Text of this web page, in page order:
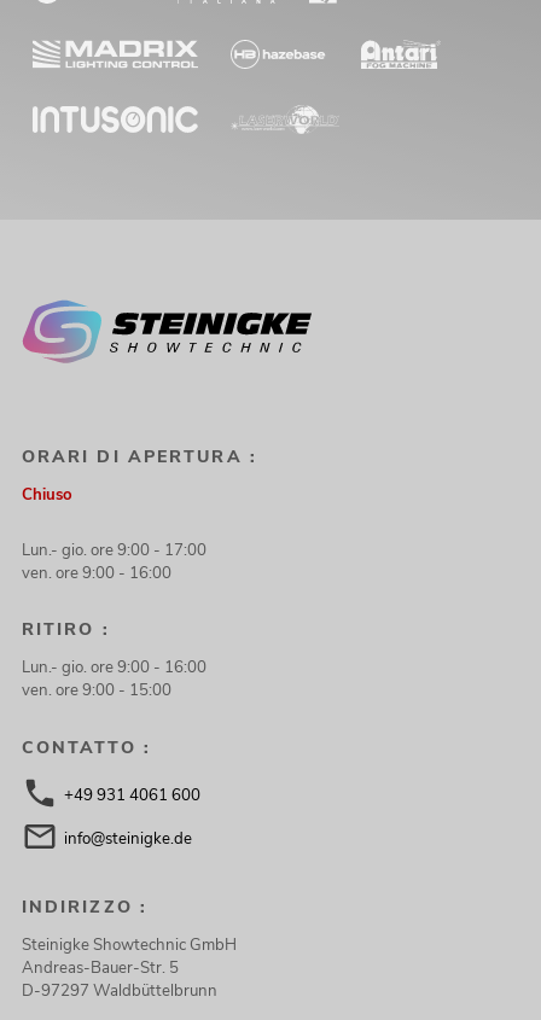
ORARI DI APERTURA :
Chiuso
Lun.- gio. ore 9:00 - 17:00
ven. ore 9:00 - 16:00
RITIRO :
Lun.- gio. ore 9:00 - 16:00
ven. ore 9:00 - 15:00
CONTATTO :
+49 931 4061 600
info@steinigke.de
INDIRIZZO :
Steinigke Showtechnic GmbH
Andreas-Bauer-Str. 5
D-97297 Waldbüttelbrunn